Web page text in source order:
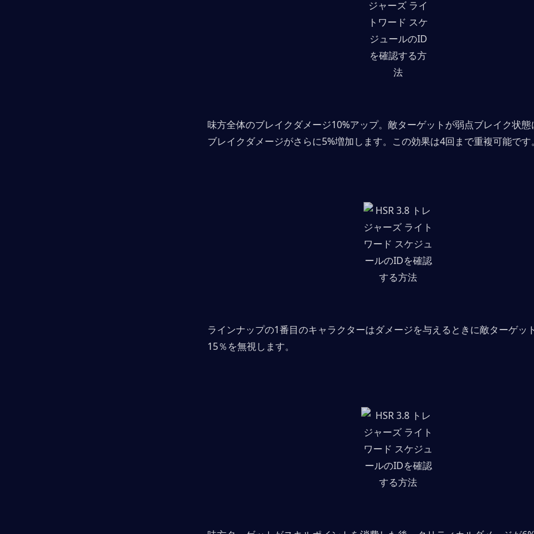
味方全体のブレイクダメージ10%アップ。敵ターゲットが弱点ブレイク状態
ブレイクダメージがさらに5%増加します。この効果は4回まで重複可能です。
ラインナップの1番目のキャラクターはダメージを与えるときに敵ターゲッ
15％を無視します。